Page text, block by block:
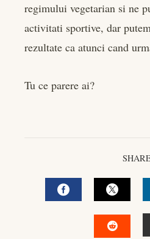
regimului vegetarian si ne
activitati sportive, dar
rezultate ca atunci cand
Tu ce parere ai?
FACEBOOK